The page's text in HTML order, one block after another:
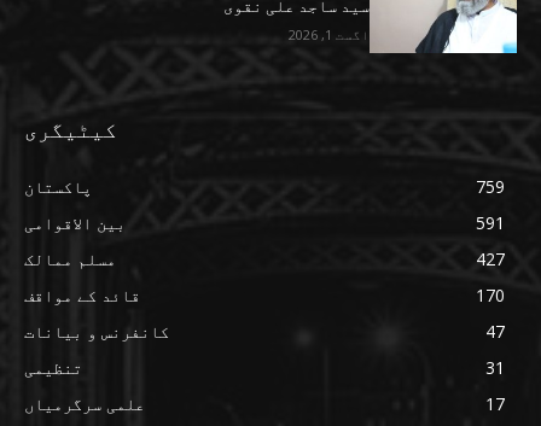
سید ساجد علی نقوی
اگست 1, 2026
کیٹیگری
پاکستان
759
بین الاقوامی
591
مسلم ممالک
427
قائد کے مواقف
170
کانفرنس و بیانات
47
تنظیمی
31
علمی سرگرمیاں
17